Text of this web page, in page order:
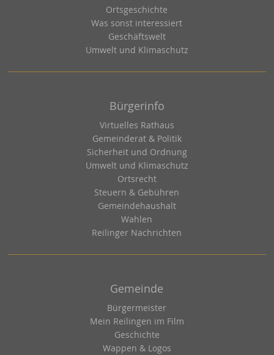
Ortsgeschichte
Was sonst interessiert
Geschäftswelt
Umwelt und Klimaschutz
Bürgerinfo
Virtuelles Rathaus
Gemeinderat & Politik
Sicherheit und Ordnung
Umwelt und Klimaschutz
Ortsrecht
Steuern & Gebühren
Gemeindehaushalt
Wahlen
Reilinger Nachrichten
Gemeinde
Bürgermeister
Mein Reilingen im Film
Geschichte
Wappen & Logos